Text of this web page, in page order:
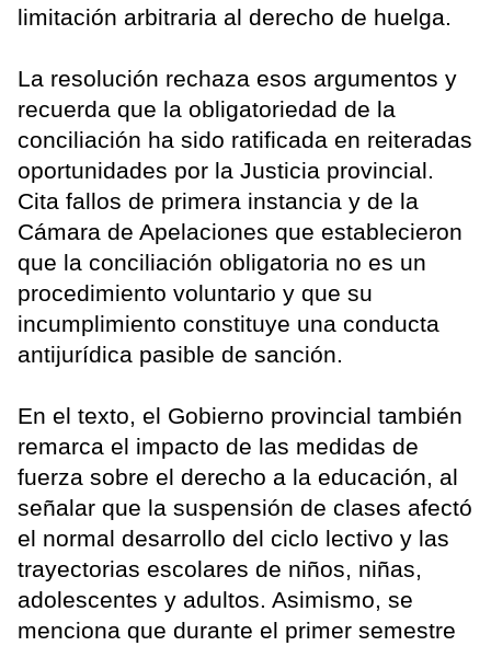
limitación arbitraria al derecho de huelga.
La resolución rechaza esos argumentos y
recuerda que la obligatoriedad de la
conciliación ha sido ratificada en reiteradas
oportunidades por la Justicia provincial.
Cita fallos de primera instancia y de la
Cámara de Apelaciones que establecieron
que la conciliación obligatoria no es un
procedimiento voluntario y que su
incumplimiento constituye una conducta
antijurídica pasible de sanción.
En el texto, el Gobierno provincial también
remarca el impacto de las medidas de
fuerza sobre el derecho a la educación, al
señalar que la suspensión de clases afectó
el normal desarrollo del ciclo lectivo y las
trayectorias escolares de niños, niñas,
adolescentes y adultos. Asimismo, se
menciona que durante el primer semestre